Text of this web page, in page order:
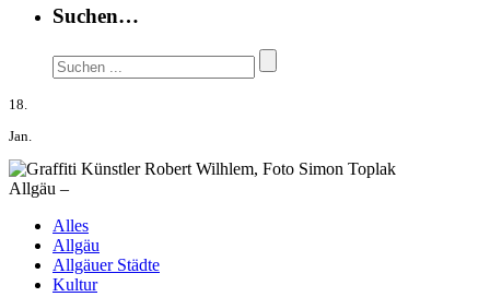
Suchen…
18.
Jan.
Allgäu –
Alles
Allgäu
Allgäuer Städte
Kultur